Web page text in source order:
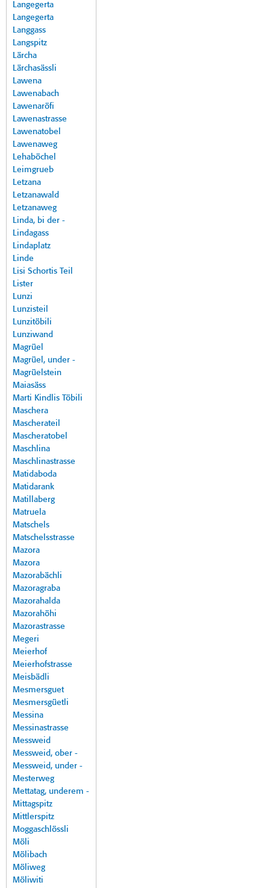
Langegerta
Langegerta
Langgass
Langspitz
Lärcha
Lärchasässli
Lawena
Lawenabach
Lawenaröfi
Lawenastrasse
Lawenatobel
Lawenaweg
Lehaböchel
Leimgrueb
Letzana
Letzanawald
Letzanaweg
Linda, bi der -
Lindagass
Lindaplatz
Linde
Lisi Schortis Teil
Lister
Lunzi
Lunzisteil
Lunzitöbili
Lunziwand
Magrüel
Magrüel, under -
Magrüelstein
Maiasäss
Marti Kindlis Töbili
Maschera
Mascherateil
Mascheratobel
Maschlina
Maschlinastrasse
Matidaboda
Matidarank
Matillaberg
Matruela
Matschels
Matschelsstrasse
Mazora
Mazora
Mazorabächli
Mazoragraba
Mazorahalda
Mazorahöhi
Mazorastrasse
Megeri
Meierhof
Meierhofstrasse
Meisbädli
Mesmersguet
Mesmersgüetli
Messina
Messinastrasse
Messweid
Messweid, ober -
Messweid, under -
Mesterweg
Mettatag, underem -
Mittagspitz
Mittlerspitz
Moggaschlössli
Möli
Mölibach
Möliweg
Möliwiti